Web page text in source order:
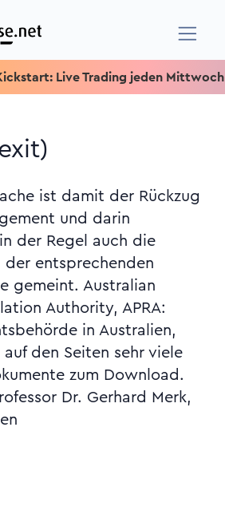
Live Trading jeden Mittwoch um
ist damit der Rückzug
und darin
der Regel auch die
der entsprechenden
gemeint. Australian
Authority, APRA:
in Australien,
auf den Seiten sehr viele
zum Download.
Dr. Gerhard Merk,